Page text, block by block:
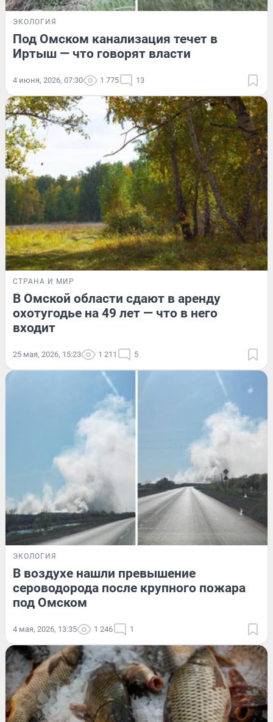
ЭКОЛОГИЯ
Под Омском канализация течет в
Иртыш — что говорят власти
4 июня, 2026, 07:30 1 775 13
СТРАНА И МИР
В Омской области сдают в аренду
охотугодье на 49 лет — что в него
входит
25 мая, 2026, 15:23 1 211 5
ЭКОЛОГИЯ
В воздухе нашли превышение
сероводорода после крупного пожара
под Омском
4 мая, 2026, 13:35 1 246 1